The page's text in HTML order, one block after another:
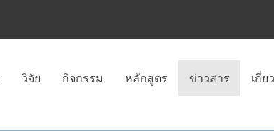
วิจัย กิจกรรม หลักสูตร ข่าวสาร เกี่